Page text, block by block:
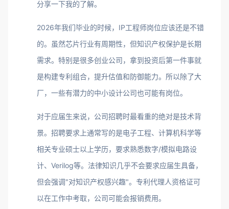
分享一下我的了解。
2026年我们毕业的时候，IP工程师岗位应该还是不错
的。虽然芯片行业有周期性，但知识产权保护是长期
需求。特别是很多创业公司，拿到投资后第一件事就
是构建专利组合，提升估值和防御能力。所以除了大
厂，一些有潜力的中小设计公司也可能有岗位。
对于应届生来说，公司招聘时最看重的绝对是技术背
景。招聘要求上通常写的是电子工程、计算机科学等
相关专业硕士以上学历，要求熟悉数字/模拟电路设
计、Verilog等。法律知识几乎不会要求应届生具备，
但会强调"对知识产权感兴趣"。专利代理人资格证可
以在工作中考取，公司可能会报销费用。